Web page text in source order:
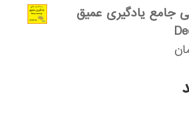
جامع یادگیری عمیق